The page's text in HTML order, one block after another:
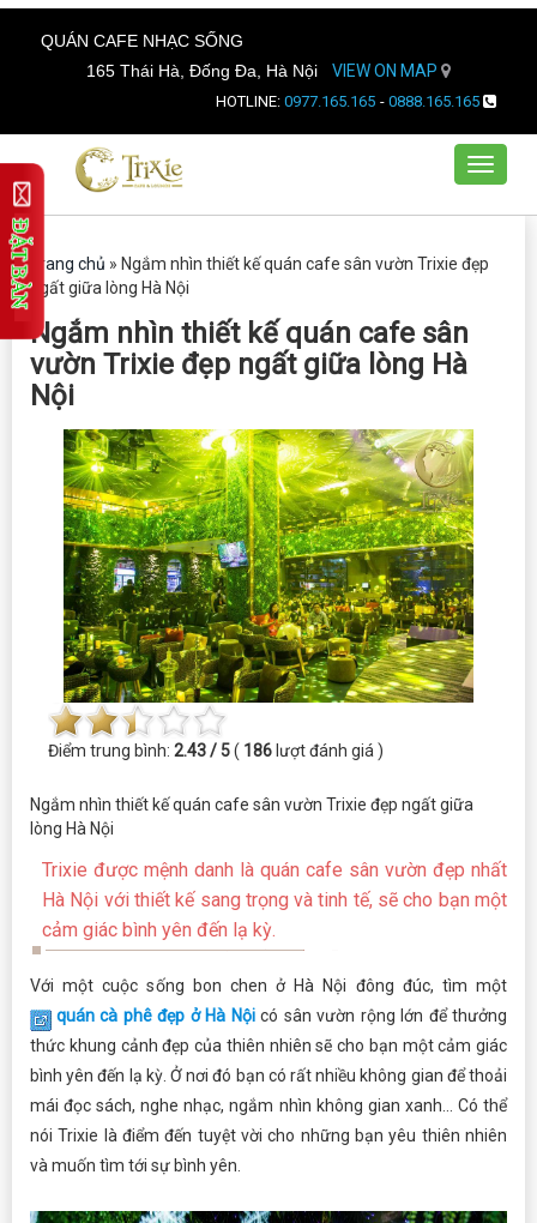
QUÁN CAFE NHẠC SỐNG
165 Thái Hà, Đống Đa, Hà Nội
VIEW ON MAP
HOTLINE: 0977.165.165 - 0888.165.165
Toggle
Trang chủ » Ngắm nhìn thiết kế quán cafe sân vườn Trixie đẹp
ngất giữa lòng Hà Nội
Ngắm nhìn thiết kế quán cafe sân
vườn Trixie đẹp ngất giữa lòng Hà
Nội
Điểm trung bình: 2.43 / 5( 186 lượt đánh giá )
Ngắm nhìn thiết kế quán cafe sân vườn Trixie đẹp ngất giữa
lòng Hà Nội
Trixie được mệnh danh là quán cafe sân vườn đẹp nhất
Hà Nội với thiết kế sang trọng và tinh tế, sẽ cho bạn một
cảm giác bình yên đến lạ kỳ.
Với một cuộc sống bon chen ở Hà Nội đông đúc, tìm một
quán cà phê đẹp ở Hà Nộicó sân vườn rộng lớn để thưởng
thức khung cảnh đẹp của thiên nhiên sẽ cho bạn một cảm giác
bình yên đến lạ kỳ. Ở nơi đó bạn có rất nhiều không gian để thoải
mái đọc sách, nghe nhạc, ngắm nhìn không gian xanh... Có thể
nói Trixie là điểm đến tuyệt vời cho những bạn yêu thiên nhiên
và muốn tìm tới sự bình yên.